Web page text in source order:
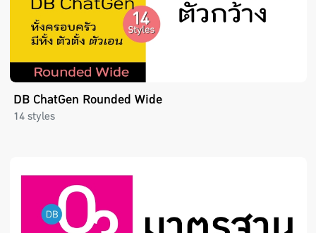
DB ChatGen Rounded Wide
14 styles